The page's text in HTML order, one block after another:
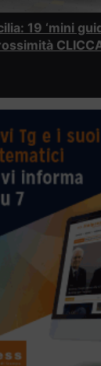
19 ‘mini